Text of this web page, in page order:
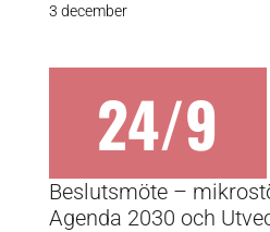
3 december
24/9
Beslutsmöte –
Agenda 2030 och